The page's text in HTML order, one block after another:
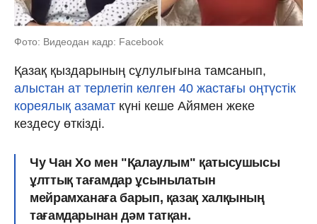
Фото: Видеодан кадр: Facebook
Қазақ қыздарының сұлулығына тамсанып,
алыстан ат терлетіп келген 40 жастағы оңтүстік
кореялық азамат күні кеше Айямен жеке
кездесу өткізді.
Чу Чан Хо мен "Қалаулым" қатысушысы
ұлттық тағамдар ұсынылатын
мейрамханаға барып, қазақ халқының
тағамдарынан дәм татқан.